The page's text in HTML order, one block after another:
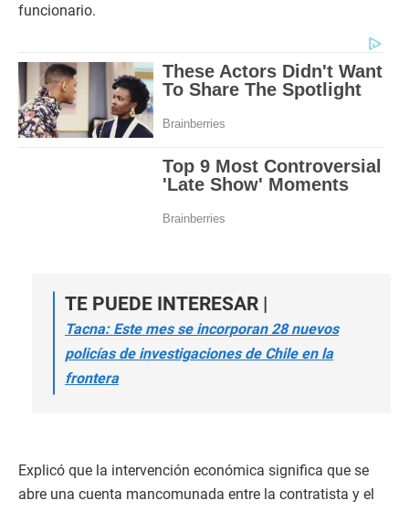
funcionario.
TE PUEDE INTERESAR |
Tacna: Este mes se incorporan 28 nuevos
policías de investigaciones de Chile en la
frontera
Explicó que la intervención económica significa que se
abre una cuenta mancomunada entre la contratista y el